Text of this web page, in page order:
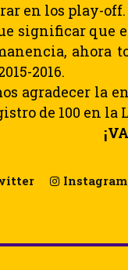
en los play-off.
significar que
ahora
2016.
agradecer la
de 100 en la
Instagram